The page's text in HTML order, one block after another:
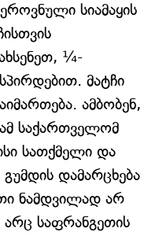
სიამაყის
¼-
მატჩი
ამბობენ,
საქართველომ
სათქმელი და
დამარცხება
ნამდვილად არ
საფრანგეთის